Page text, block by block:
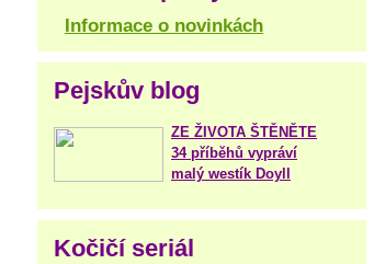
Informace o novinkách
Pejskův blog
ZE ŽIVOTA ŠTĚNĚTE
34 příběhů vypráví
malý westík Doyll
Kočičí seriál